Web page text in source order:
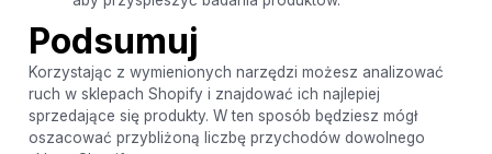
Podsumuj
Korzystając z wymienionych narzędzi możesz analizować
ruch w sklepach Shopify i znajdować ich najlepiej
sprzedające się produkty. W ten sposób będziesz mógł
oszacować przybliżoną liczbę przychodów dowolnego